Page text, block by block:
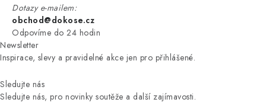
Dotazy e-mailem:
obchod@dokose.cz
Odpovíme do 24 hodin
Newsletter
Inspirace, slevy a pravidelné akce jen pro přihlášené.
Sledujte nás
Sledujte nás, pro novinky soutěže a další zajímavosti.